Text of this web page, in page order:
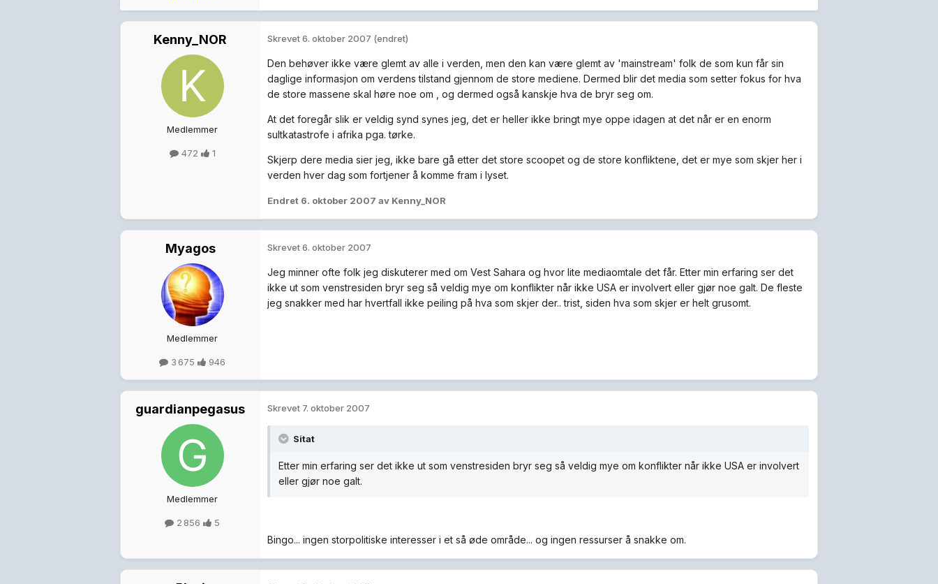
Kenny_NOR
Medlemmer
472 1
Skrevet6. oktober 2007 (endret)
Den behøver ikke være glemt av alle i verden, men den kan være glemt av 'mainstream' folk de som kun får sin
daglige informasjon om verdens tilstand gjennom de store mediene. Dermed blir det media som setter fokus for hva
de store massene skal høre noe om , og dermed også kanskje hva de bryr seg om.
At det foregår slik er veldig synd synes jeg, det er heller ikke bringt mye oppe idagen at det når er en enorm
sultkatastrofe i afrika pga. tørke.
Skjerp dere media sier jeg, ikke bare gå etter det store scoopet og de store konfliktene, det er mye som skjer her i
verden hver dag som fortjener å komme fram i lyset.
Endret 6. oktober 2007 av Kenny_NOR
Myagos
Medlemmer
3 675 946
Skrevet6. oktober 2007
Jeg minner ofte folk jeg diskuterer med om Vest Sahara og hvor lite mediaomtale det får. Etter min erfaring ser det
ikke ut som venstresiden bryr seg så veldig mye om konflikter når ikke USA er involvert eller gjør noe galt. De fleste
jeg snakker med har hvertfall ikke peiling på hva som skjer der.. trist, siden hva som skjer er helt grusomt.
guardianpegasus
Medlemmer
2 856 5
Skrevet 7. oktober 2007
Sitat
Etter min erfaring ser det ikke ut som venstresiden bryr seg så veldig mye om konflikter når ikke USA er involvert
eller gjør noe galt.
Bingo... ingen storpolitiske interesser i et så øde område... og ingen ressurser å snakke om.